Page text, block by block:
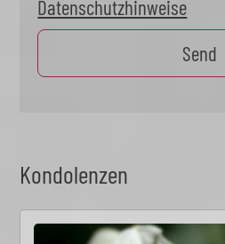
Datenschutzhinweise
Kondolenzen